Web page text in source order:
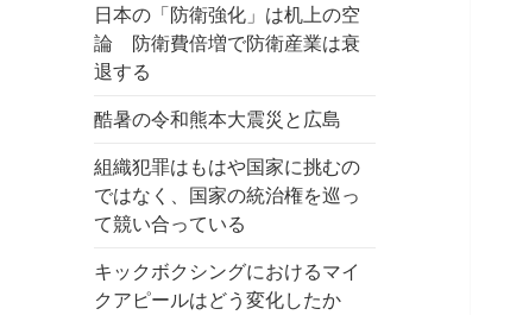
日本の「防衛強化」は机上の空
論 防衛費倍増で防衛産業は衰
退する
酷暑の令和熊本大震災と広島
組織犯罪はもはや国家に挑むの
ではなく、国家の統治権を巡っ
て競い合っている
キックボクシングにおけるマイ
クアピールはどう変化したか